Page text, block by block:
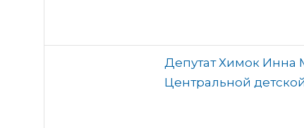
Депутат Химок Инна
Центральной